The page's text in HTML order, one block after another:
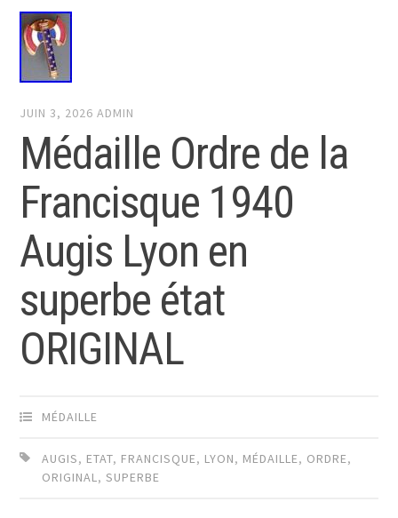
JUIN 3, 2026 ADMIN
Médaille Ordre de la
Francisque 1940
Augis Lyon en
superbe état
ORIGINAL
MÉDAILLE
AUGIS, ETAT, FRANCISQUE, LYON, MÉDAILLE, ORDRE,
ORIGINAL,SUPERBE